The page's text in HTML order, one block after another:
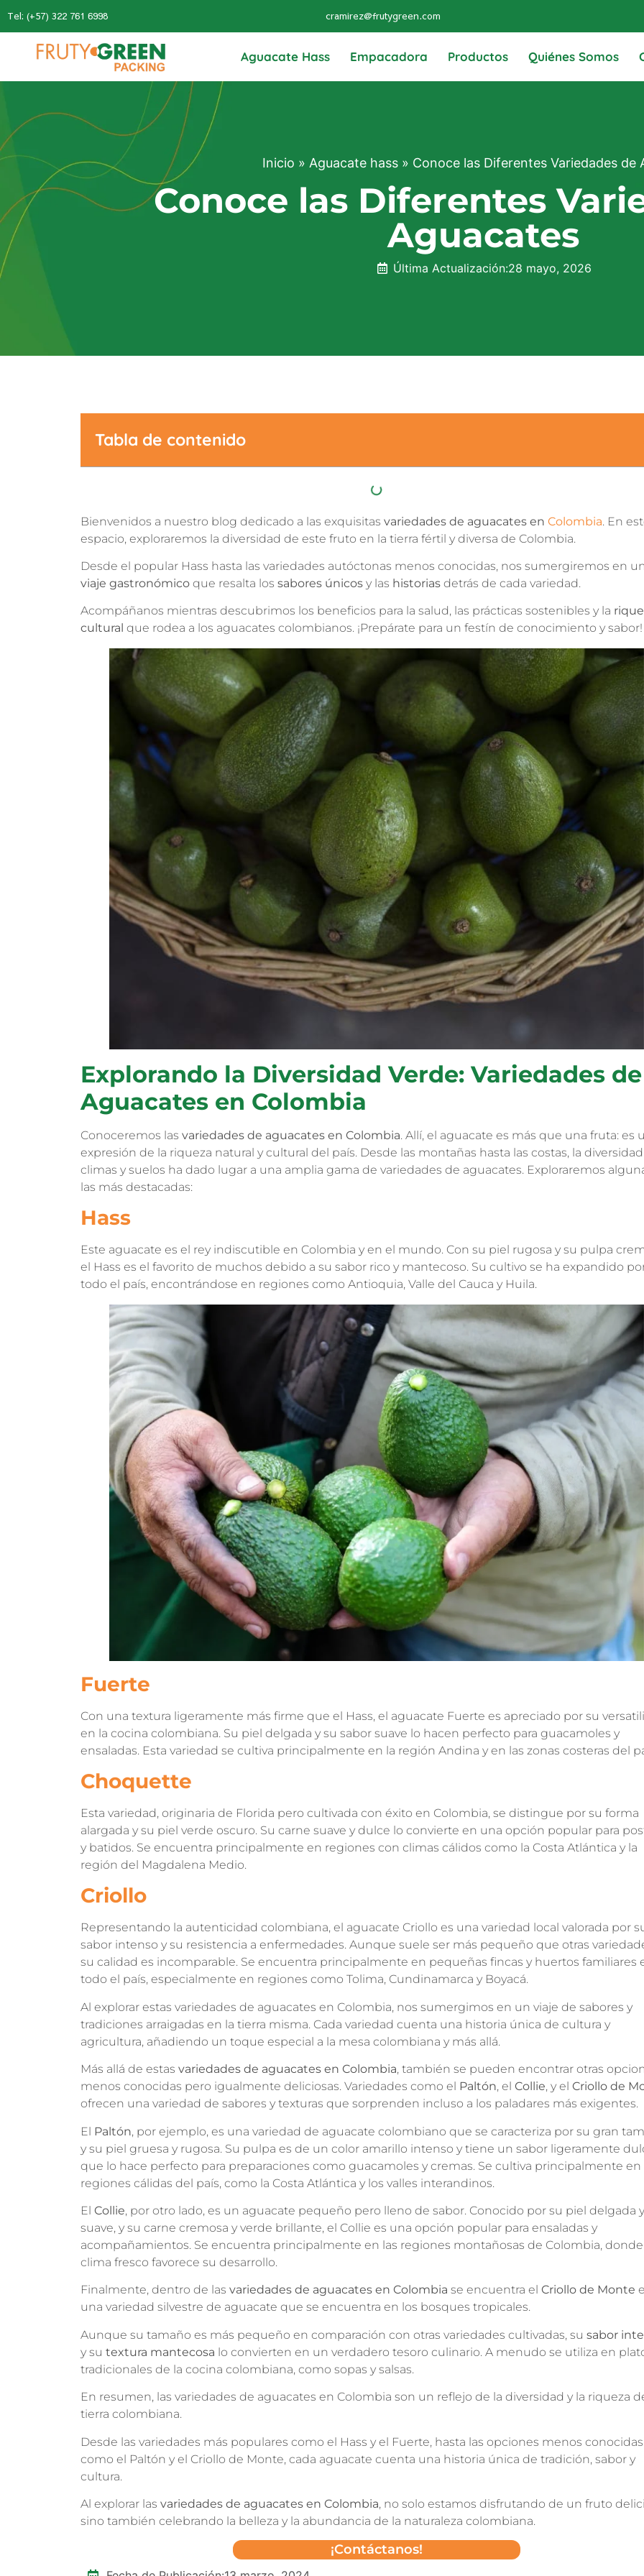
Tel: (+57) 322 761 6998 cramirez@frutygreen.com
Aguacate Hass Empacadora Productos Quiénes Somos
Inicio » Aguacate hass » Conoce las Diferentes Variedades de
Conoce las Diferentes
Aguacates
Última Actualización:28 mayo, 2026
Tabla de contenido
Bienvenidos a nuestro blog dedicado a las exquisitas variedades de aguacates en Colombia. En
espacio, exploraremos la diversidad de este fruto en la tierra fértil y diversa de Colombia.
Desde el popular Hass hasta las variedades autóctonas menos conocidas, nos sumergiremos en
viaje gastronómico que resalta los sabores únicos y las historias detrás de cada variedad.
Acompáñanos mientras descubrimos los beneficios para la salud, las prácticas sostenibles y la
cultural que rodea a los aguacates colombianos. ¡Prepárate para un festín de conocimiento y sabor!
Explorando la Diversidad Verde: Variedades de
Aguacates en Colombia
Conoceremos las variedades de aguacates en Colombia. Allí, el aguacate es más que una fruta: es
expresión de la riqueza natural y cultural del país. Desde las montañas hasta las costas, la
climas y suelos ha dado lugar a una amplia gama de variedades de aguacates. Exploraremos
las más destacadas:
Hass
Este aguacate es el rey indiscutible en Colombia y en el mundo. Con su piel rugosa y su pulpa
el Hass es el favorito de muchos debido a su sabor rico y mantecoso. Su cultivo se ha expandido
todo el país, encontrándose en regiones como Antioquia, Valle del Cauca y Huila.
Fuerte
Con una textura ligeramente más firme que el Hass, el aguacate Fuerte es apreciado por su
en la cocina colombiana. Su piel delgada y su sabor suave lo hacen perfecto para guacamoles y
ensaladas. Esta variedad se cultiva principalmente en la región Andina y en las zonas costeras del
Choquette
Esta variedad, originaria de Florida pero cultivada con éxito en Colombia, se distingue por su forma
alargada y su piel verde oscuro. Su carne suave y dulce lo convierte en una opción popular para
y batidos. Se encuentra principalmente en regiones con climas cálidos como la Costa Atlántica y la
región del Magdalena Medio.
Criollo
Representando la autenticidad colombiana, el aguacate Criollo es una variedad local valorada por
sabor intenso y su resistencia a enfermedades. Aunque suele ser más pequeño que otras
su calidad es incomparable. Se encuentra principalmente en pequeñas fincas y huertos familiares
todo el país, especialmente en regiones como Tolima, Cundinamarca y Boyacá.
Al explorar estas variedades de aguacates en Colombia, nos sumergimos en un viaje de sabores y
tradiciones arraigadas en la tierra misma. Cada variedad cuenta una historia única de cultura y
agricultura, añadiendo un toque especial a la mesa colombiana y más allá.
Más allá de estas variedades de aguacates en Colombia, también se pueden encontrar otras
menos conocidas pero igualmente deliciosas. Variedades como el Paltón, el Collie, y el Criollo de
ofrecen una variedad de sabores y texturas que sorprenden incluso a los paladares más exigentes.
El Paltón, por ejemplo, es una variedad de aguacate colombiano que se caracteriza por su gran
y su piel gruesa y rugosa. Su pulpa es de un color amarillo intenso y tiene un sabor ligeramente
que lo hace perfecto para preparaciones como guacamoles y cremas. Se cultiva principalmente en
regiones cálidas del país, como la Costa Atlántica y los valles interandinos.
El Collie, por otro lado, es un aguacate pequeño pero lleno de sabor. Conocido por su piel delgada y
suave, y su carne cremosa y verde brillante, el Collie es una opción popular para ensaladas y
acompañamientos. Se encuentra principalmente en las regiones montañosas de Colombia,
clima fresco favorece su desarrollo.
Finalmente, dentro de las variedades de aguacates en Colombia se encuentra el Criollo de Monte
una variedad silvestre de aguacate que se encuentra en los bosques tropicales.
Aunque su tamaño es más pequeño en comparación con otras variedades cultivadas, su sabor
y su textura mantecosa lo convierten en un verdadero tesoro culinario. A menudo se utiliza en
tradicionales de la cocina colombiana, como sopas y salsas.
En resumen, las variedades de aguacates en Colombia son un reflejo de la diversidad y la riqueza
tierra colombiana.
Desde las variedades más populares como el Hass y el Fuerte, hasta las opciones menos conocidas
como el Paltón y el Criollo de Monte, cada aguacate cuenta una historia única de tradición, sabor y
cultura.
Al explorar las variedades de aguacates en Colombia, no solo estamos disfrutando de un fruto
sino también celebrando la belleza y la abundancia de la naturaleza colombiana.
¡Contáctanos!